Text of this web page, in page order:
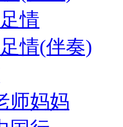
情
情(伴奏)
师妈妈